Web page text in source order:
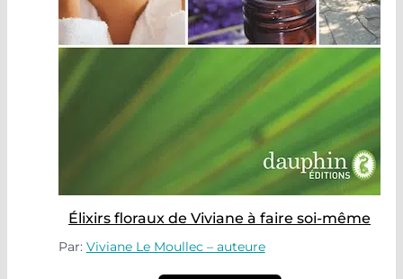
Élixirs floraux de Viviane à faire soi-même
Par: Viviane Le Moullec – auteure